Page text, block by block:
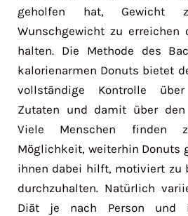
geholfen hat, Gewicht
Wunschgewicht zu erreichen
halten. Die Methode des
kalorienarmen Donuts bietet
vollständige Kontrolle
Zutaten und damit über den
Viele Menschen finden
Möglichkeit, weiterhin Donuts
ihnen dabei hilft, motiviert zu
durchzuhalten. Natürlich
Diät je nach Person und